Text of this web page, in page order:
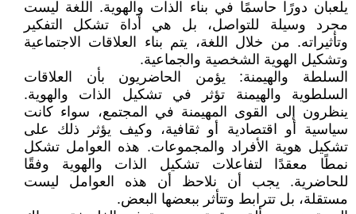
يلعبان دورًا حاسمًا في بناء الذات والهوية. اللغة ليست
مجرد وسيلة للتواصل، بل هي أداة تشكل التفكير
وتأثيراته. من خلال اللغة، يتم بناء العلاقات الاجتماعية
وتشكيل الهوية الشخصية والجماعية.
السلطة والهيمنة: يؤمن الحاضريون بأن العلاقات
السلطوية والهيمنة تؤثر في تشكيل الذات والهوية.
ينظرون إلى القوى المهيمنة في المجتمع، سواء كانت
سياسية أو اقتصادية أو ثقافية، وكيف يؤثر ذلك على
تشكيل هوية الأفراد والمجموعات. هذه العوامل تشكل
نمطًا معقدًا لتفاعلات تشكيل الذات والهوية وفقًا
للحاضرية. يجب أن نلاحظ أن هذه العوامل ليست
مستقلة، بل تترابط وتتأثر ببعضها البعض.